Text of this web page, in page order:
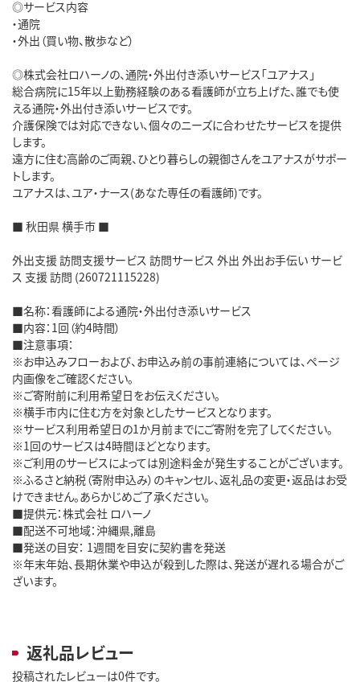
◎サービス内容
・通院
・外出（買い物、散歩など）
◎株式会社ロハーノの、通院・外出付き添いサービス「ユアナス」
総合病院に15年以上勤務経験のある看護師が立ち上げた、誰でも使
える通院・外出付き添いサービスです。
介護保険では対応できない、個々のニーズに合わせたサービスを提供
します。
遠方に住む高齢のご両親、ひとり暮らしの親御さんをユアナスがサポー
トします。
ユアナスは、ユア・ナース(あなた専任の看護師)です。
■ 秋田県 横手市 ■
外出支援 訪問支援サービス 訪問サービス 外出 外出お手伝い サービ
ス 支援 訪問 (260721115228)
■名称：看護師による通院・外出付き添いサービス
■内容：1回（約4時間）
■注意事項：
※お申込みフローおよび、お申込み前の事前連絡については、ページ
内画像をご確認ください。
※ご寄附前に利用希望日をお伝えください。
※横手市内に住む方を対象としたサービスとなります。
※サービス利用希望日の1か月前までにご寄附を完了してください。
※1回のサービスは4時間ほどとなります。
※ご利用のサービスによっては別途料金が発生することがございます。
※ふるさと納税（寄附申込み）のキャンセル、返礼品の変更・返品はお受
けできません。あらかじめご了承ください。
■提供元：株式会社 ロハーノ
■配送不可地域：沖縄県,離島
■発送の目安： 1週間を目安に契約書を発送
※年末年始、長期休業や申込が殺到した際は、発送が遅れる場合がご
ざいます。
返礼品レビュー
投稿されたレビューは0件です。